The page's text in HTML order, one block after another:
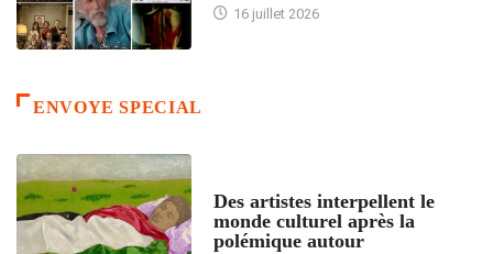
16 juillet 2026
ENVOYE SPECIAL
Des artistes interpellent le
monde culturel après la
polémique autour